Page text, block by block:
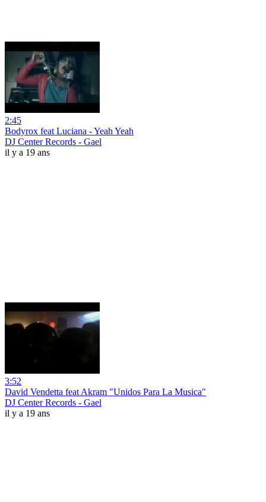
2:45
Bodyrox feat Luciana - Yeah Yeah
DJ Center Records - Gael
il y a 19 ans
3:52
David Vendetta feat Akram "Unidos Para La Musica"
DJ Center Records - Gael
il y a 19 ans